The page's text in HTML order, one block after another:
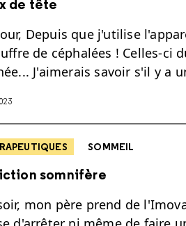
de tête
Depuis que j'utilise
de céphalées ! Celles-
J'aimerais savoir s'il y a
SOMMEIL
somnifère
mon père prend de